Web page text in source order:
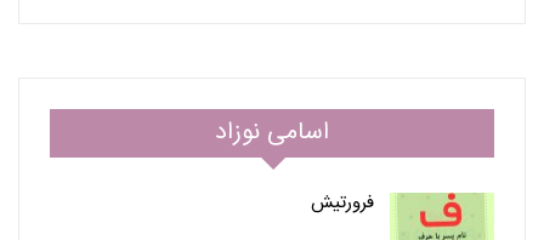
اسامی نوزاد
فرورتیش